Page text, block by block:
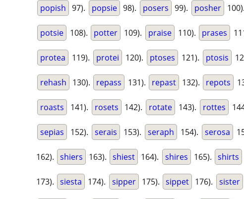
popish 97). popsie 98). posers 99). posher 100).
potsie 108). potter 109). praise 110). prases
protea 119). protei 120). ptoses 121). ptosis
rehash 130). repass 131). repast 132). repots
roasts 141). rosets 142). rotate 143). rottes
sepias 152). serais 153). seraph 154). serosa
162). shiers 163). shiest 164). shires 165). shirts
173). siesta 174). sipper 175). sippet 176). sister